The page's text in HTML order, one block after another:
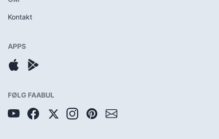
Kontakt
APPS
FØLG FAABUL